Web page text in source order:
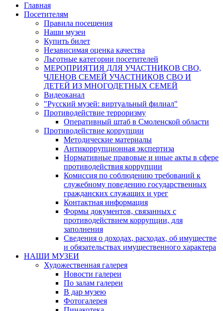
Главная
Посетителям
Правила посещения
Наши музеи
Купить билет
Независимая оценка качества
Льготные категории посетителей
МЕРОПРИЯТИЯ ДЛЯ УЧАСТНИКОВ СВО,
ЧЛЕНОВ СЕМЕЙ УЧАСТНИКОВ СВО И
ДЕТЕЙ ИЗ МНОГОДЕТНЫХ СЕМЕЙ
Видеоканал
"Русский музей: виртуальный филиал"
Противодействие терроризму
Оперативный штаб в Смоленской области
Противодействие коррупции
Методические материалы
Антикоррупционная экспертиза
Нормативные правовые и иные акты в сфере
противодействия коррупции
Комиссия по соблюдению требований к
служебному поведению государственных
гражданских служащих и урег
Контактная информация
Формы документов, связанных с
противодействием коррупции, для
заполнения
Сведения о доходах, расходах, об имуществе
и обязательствах имущественного характера
НАШИ МУЗЕИ
Художественная галерея
Новости галереи
По залам галереи
В дар музею
Фотогалерея